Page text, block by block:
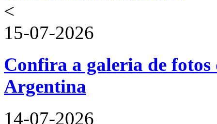
<
15-07-2026
Confira a galeria de
Argentina
14-07-2026